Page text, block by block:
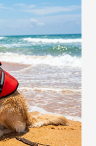
en zone
être
chez le
bilan de
l’animal
sans
est